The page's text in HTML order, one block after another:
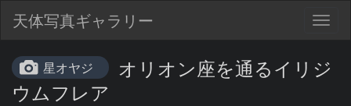
天体写真ギャラリー
星オヤジ
オリオン座を通るイリジ
ウムフレア